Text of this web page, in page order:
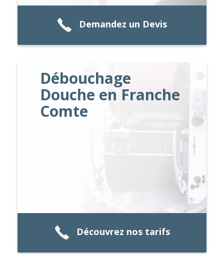
Demandez un Devis
Débouchage
Douche en Franche
Comte
Découvrez nos tarifs